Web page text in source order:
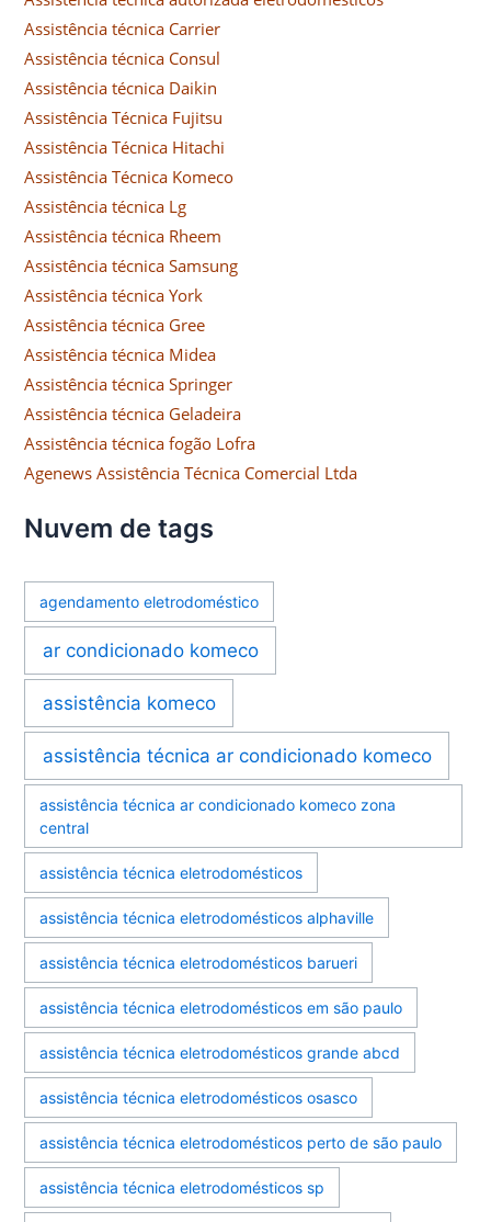
Assistência técnica Carrier
Assistência técnica Consul
Assistência técnica Daikin
Assistência Técnica Fujitsu
Assistência Técnica Hitachi
Assistência Técnica Komeco
Assistência técnica Lg
Assistência técnica Rheem
Assistência técnica Samsung
Assistência técnica York
Assistência técnica Gree
Assistência técnica Midea
Assistência técnica Springer
Assistência técnica Geladeira
Assistência técnica fogão Lofra
Agenews Assistência Técnica Comercial Ltda
Nuvem de tags
agendamento eletrodoméstico
ar condicionado komeco
assistência komeco
assistência técnica ar condicionado komeco
assistência técnica ar condicionado komeco zona
central
assistência técnica eletrodomésticos
assistência técnica eletrodomésticos alphaville
assistência técnica eletrodomésticos barueri
assistência técnica eletrodomésticos em são paulo
assistência técnica eletrodomésticos grande abcd
assistência técnica eletrodomésticos osasco
assistência técnica eletrodomésticos perto de são paulo
assistência técnica eletrodomésticos sp